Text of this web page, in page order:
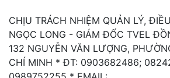
CHỊU TRÁCH NHIỆM QUẢN LÝ,
NGỌC LONG - GIÁM ĐỐC TVEL
132 NGUYỄN VĂN LƯỢNG,
CHÍ MINH * ĐT: 0903682486;